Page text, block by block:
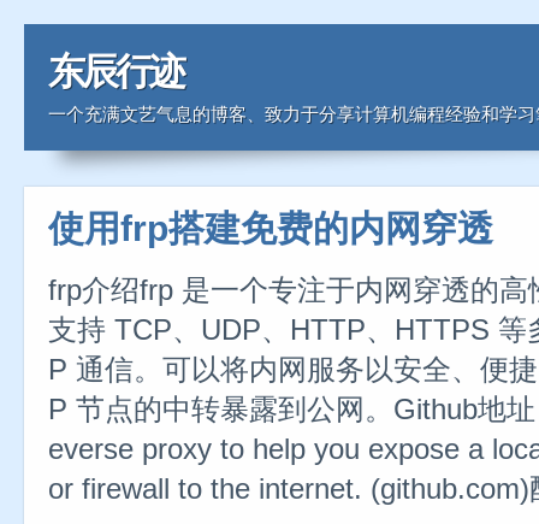
东辰行迹
一个充满文艺气息的博客、致力于分享计算机编程经验和学
使用frp搭建免费的内网穿透
frp介绍frp 是一个专注于内网穿透的
支持 TCP、UDP、HTTP、HTTPS
P 通信。可以将内网服务以安全、便
P 节点的中转暴露到公网。Github地
everse proxy to help you expose a
or firewall to the internet.